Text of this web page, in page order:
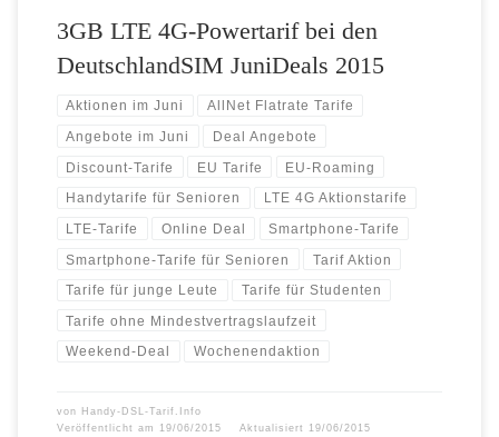
3GB LTE 4G-Powertarif bei den
DeutschlandSIM JuniDeals 2015
Aktionen im Juni AllNet Flatrate Tarife
Angebote im Juni Deal Angebote
Discount-Tarife EU Tarife EU-Roaming
Handytarife für Senioren LTE 4G Aktionstarife
LTE-Tarife Online Deal Smartphone-Tarife
Smartphone-Tarife für Senioren Tarif Aktion
Tarife für junge Leute Tarife für Studenten
Tarife ohne Mindestvertragslaufzeit
Weekend-Deal Wochenendaktion
von Handy-DSL-Tarif.Info
Veröffentlicht am
19/06/2015 Aktualisiert 19/06/2015